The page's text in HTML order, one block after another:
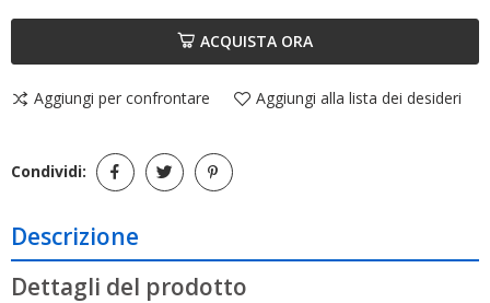
ACQUISTA ORA
Aggiungi per confrontare Aggiungi alla lista dei desideri
Condividi:
Descrizione
Dettagli del prodotto